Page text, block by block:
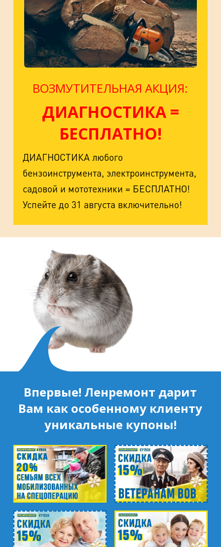
ВОЗМУТИТЕЛЬНАЯ АКЦИЯ:
ДИАГНОСТИКА =
БЕСПЛАТНО!
ДИАГНОСТИКА любого
бензоинструмента, электроинструмента,
садовой и мототехники = БЕСПЛАТНО!
Успейте до 31 августа включительно!
Впервые! Ленремонт дарит
Вам как особенному клиенту
уникальные купоны!